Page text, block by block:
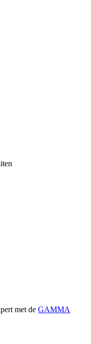
met de GAMMA